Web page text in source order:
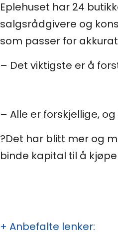
Eplehuset har 24
salgsrådgivere og
som passer for
– Det viktigste er å
– Alle er forskjellige,
?Det har blitt mer og
binde kapital til å
+ Anbefalte lenker: